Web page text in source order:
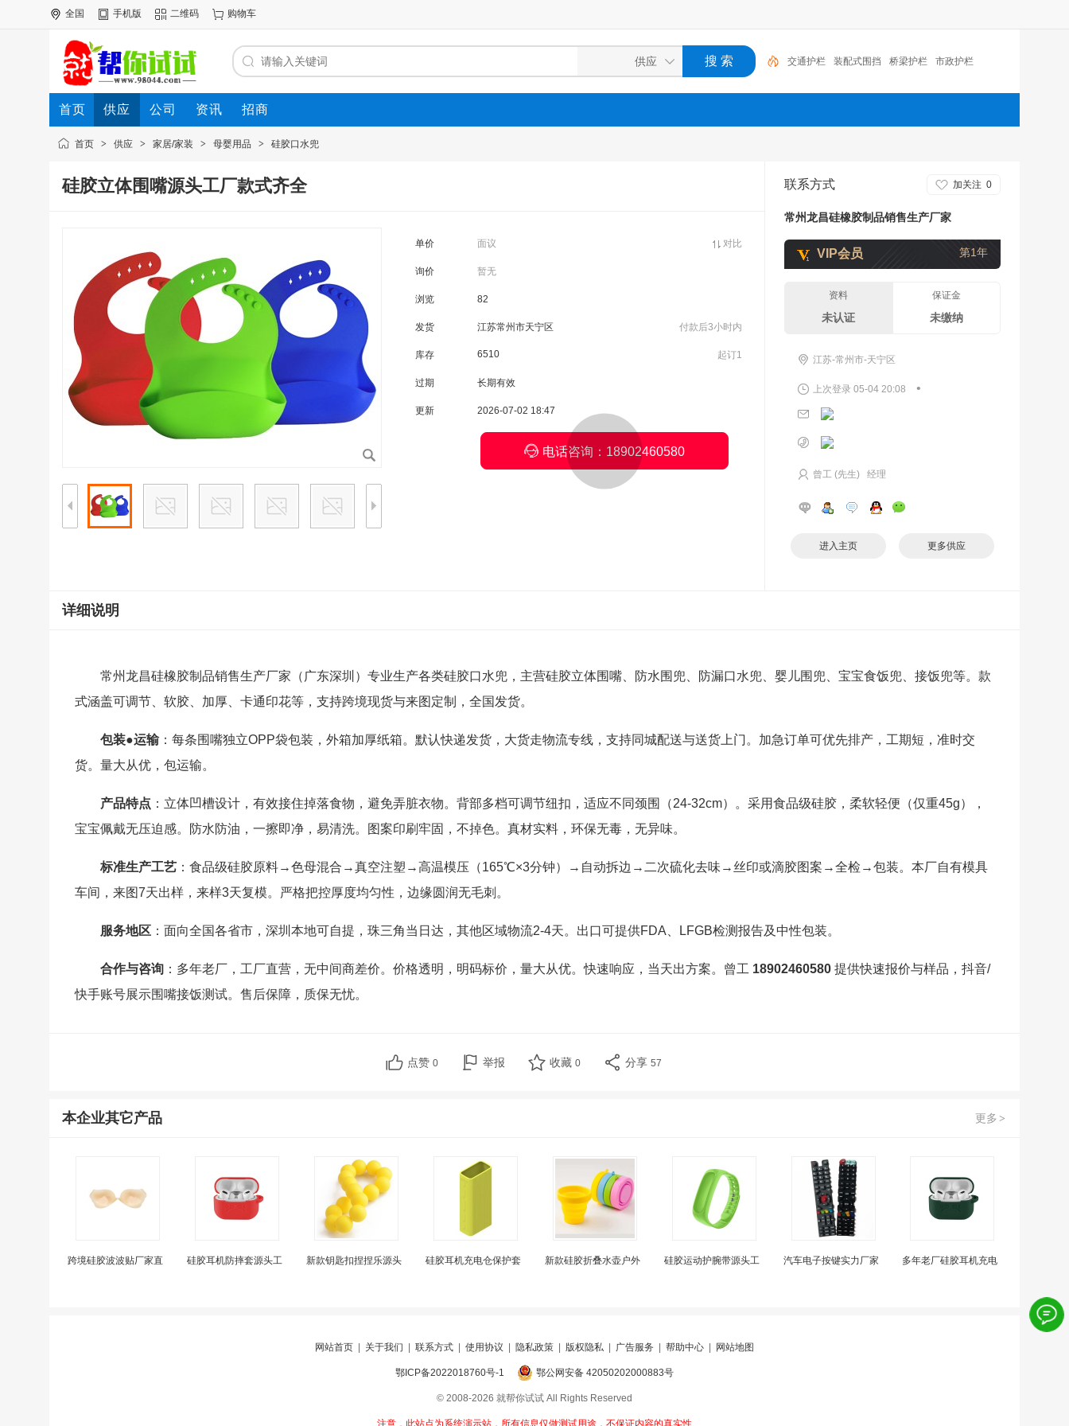
全国 手机版 二维码 购物车
交通护栏 装配式围挡 桥梁护栏 市政护栏
首页 供应 公司 资讯 招商
首页 > 供应 > 家居/家装 > 母婴用品 > 硅胶口水兜
硅胶立体围嘴源头工厂款式齐全
单价 面议 对比
询价 暂无
浏览 82
发货 江苏常州市天宁区 付款后3小时内
库存 6510 起订1
过期 长期有效
更新 2026-07-02 18:47
 电话咨询：18902460580
联系方式 加关注 0
常州龙昌硅橡胶制品销售生产厂家
VIP会员 第1年
资料
未认证
保证金
未缴纳
江苏-常州市-天宁区
上次登录 05-04 20:08 •
曾工 (先生) 经理
进入主页 更多供应
详细说明
常州龙昌硅橡胶制品销售生产厂家（广东深圳）专业生产各类硅胶口水兜，主营硅胶立体围嘴、防水围兜、防漏口水兜、婴儿围兜、宝宝食饭兜、接饭兜等。款
式涵盖可调节、软胶、加厚、卡通印花等，支持跨境现货与来图定制，全国发货。
包装●运输：每条围嘴独立OPP袋包装，外箱加厚纸箱。默认快递发货，大货走物流专线，支持同城配送与送货上门。加急订单可优先排产，工期短，准时交
货。量大从优，包运输。
产品特点 ：立体凹槽设计，有效接住掉落食物，避免弄脏衣物。背部多档可调节纽扣，适应不同颈围（24-32cm）。采用食品级硅胶，柔软轻便（仅重45g），
宝宝佩戴无压迫感。防水防油，一擦即净，易清洗。图案印刷牢固，不掉色。真材实料，环保无毒，无异味。
标准生产工艺 ：食品级硅胶原料→色母混合→真空注塑→高温模压（165℃×3分钟）→自动拆边→二次硫化去味→丝印或滴胶图案→全检→包装。本厂自有模具
车间，来图7天出样，来样3天复模。严格把控厚度均匀性，边缘圆润无毛刺。
服务地区 ：面向全国各省市，深圳本地可自提，珠三角当日达，其他区域物流2-4天。出口可提供FDA、LFGB检测报告及中性包装。
合作与咨询 ：多年老厂，工厂直营，无中间商差价。价格透明，明码标价，量大从优。快速响应，当天出方案。曾工 18902460580 提供快速报价与样品，抖音/
快手账号展示围嘴接饭测试。售后保障，质保无忧。
点赞 0 举报 收藏 0 分享 57
更多 >
本企业其它产品
跨境硅胶波波贴厂家直 硅胶耳机防摔套源头工 新款钥匙扣捏捏乐源头 硅胶耳机充电仓保护套 新款硅胶折叠水壶户外 硅胶运动护腕带源头工 汽车电子按键实力厂家 多年老厂硅胶耳机充电
网站首页 关于我们 联系方式 使用协议 隐私政策 版权隐私 广告服务 帮助中心 网站地图
鄂ICP备2022018760号-1 鄂公网安备 42050202000883号
© 2008-2026 就帮你试试 All Rights Reserved
注意，此站点为系统演示站，所有信息仅做测试用途，不保证内容的真实性